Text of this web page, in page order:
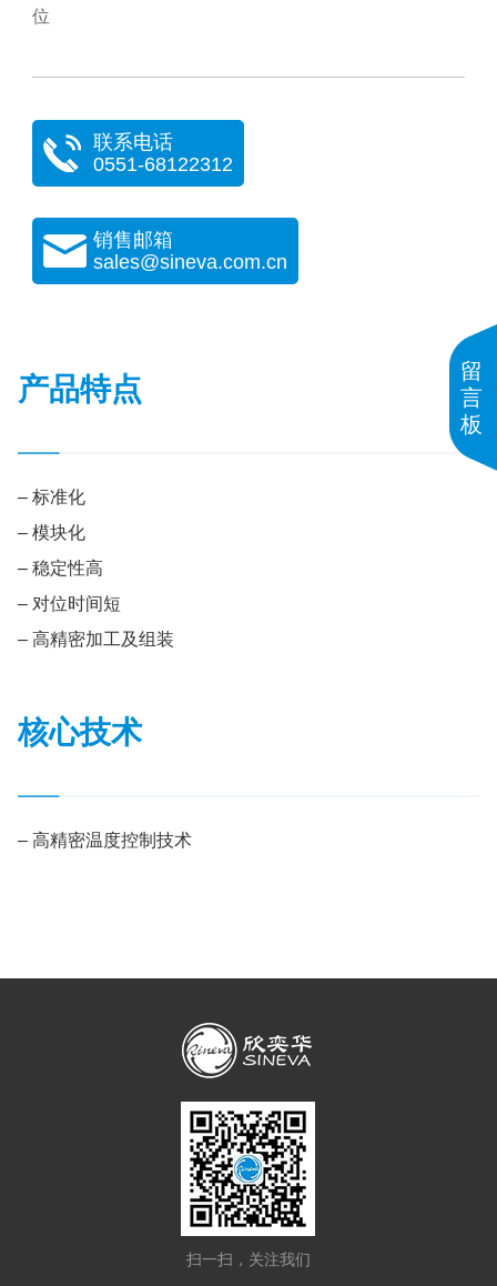
位
联系电话
0551-68122312
销售邮箱
sales@sineva.com.cn
产品特点
– 标准化
– 模块化
– 稳定性高
– 对位时间短
– 高精密加工及组装
核心技术
– 高精密温度控制技术
扫一扫，关注我们
留
言
板